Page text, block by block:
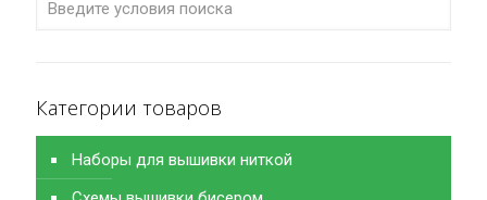
Категории товаров
Наборы для вышивки ниткой